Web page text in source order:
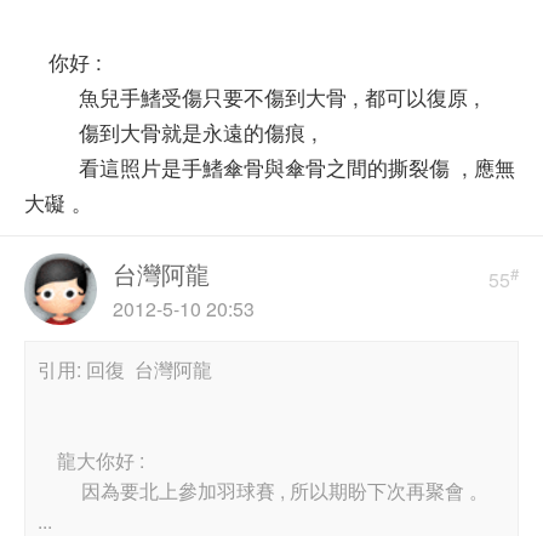
你好 :
魚兒手鰭受傷只要不傷到大骨 , 都可以復原 ,
傷到大骨就是永遠的傷痕 ,
看這照片是手鰭傘骨與傘骨之間的撕裂傷 , 應無
大礙 。
55#
台灣阿龍
2012-5-10 20:53
引用: 回復 台灣阿龍
龍大你好 :
因為要北上參加羽球賽 , 所以期盼下次再聚會 。
...